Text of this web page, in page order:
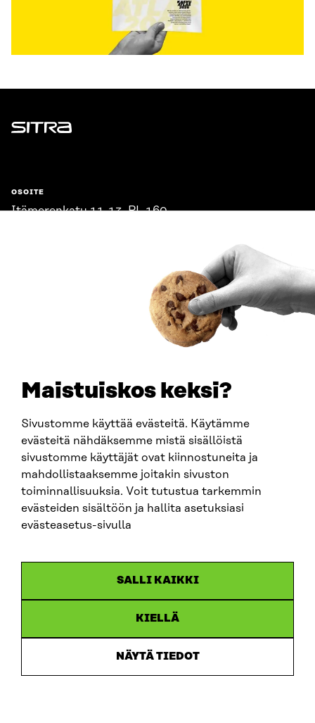
Maistuiskos keksi?
Sivustomme käyttää evästeitä. Käytämme
evästeitä nähdäksemme mistä sisällöistä
sivustomme käyttäjät ovat kiinnostuneita ja
mahdollistaaksemme joitakin sivuston
toiminnallisuuksia. Voit tutustua tarkemmin
evästeiden sisältöön ja hallita asetuksiasi
evästeasetus-sivulla
SALLI KAIKKI
KIELLÄ
NÄYTÄ TIEDOT
Sitra
OSOITE
Itämerenkatu 11-13, PL 160,
SITRA SOSIAALISESSA MEDIASSA
LinkedIn
Instagram
YouTube
Saavutettavuusseloste
Asiakirjajulkisuus